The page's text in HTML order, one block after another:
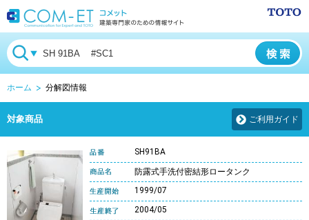
ホーム 分解図情報
対象商品 ご利用ガイド
SH91BA
防露式手洗付密結形ロータンク
1999/07
2004/05